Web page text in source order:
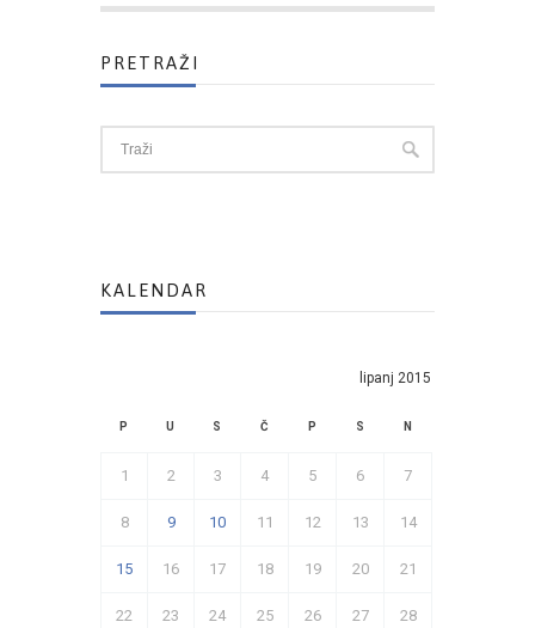
PRETRAŽI
KALENDAR
lipanj 2015
P U S Č P S N
1 2 3 4 5 6 7
8 9 10 11 12 13 14
15 16 17 18 19 20 21
22 23 24 25 26 27 28